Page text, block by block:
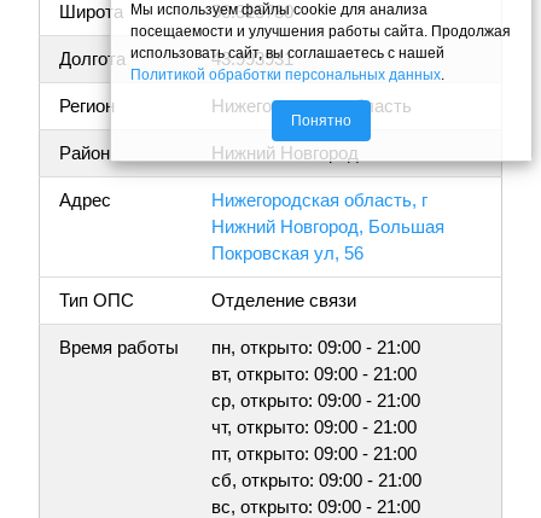
Широта 56.315780
Долгота 43.993931
Регион Нижегородская область
Район Нижний Новгород
Адрес
Нижегородская область, г
Нижний Новгород, Большая
Покровская ул, 56
Тип ОПС Отделение связи
Время работы
пн, открыто: 09:00 - 21:00
вт, открыто: 09:00 - 21:00
ср, открыто: 09:00 - 21:00
чт, открыто: 09:00 - 21:00
пт, открыто: 09:00 - 21:00
сб, открыто: 09:00 - 21:00
вс, открыто: 09:00 - 21:00
Мы используем файлы cookie для анализа
посещаемости и улучшения работы сайта. Продолжая
использовать сайт, вы соглашаетесь с нашей
Политикой обработки персональных данных.
Понятно